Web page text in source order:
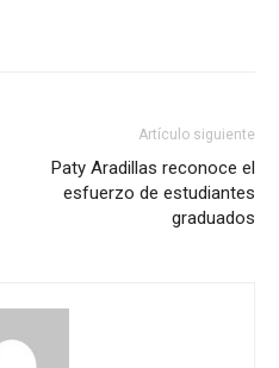
Artículo siguiente
Paty Aradillas reconoce el
esfuerzo de estudiantes
graduados